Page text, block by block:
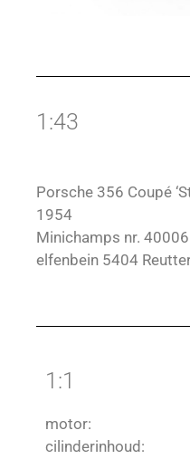
1:43
Porsche 356 Coupé
1954
Minichamps nr.
elfenbein 5404
1:1
motor:
cilinderinhoud: